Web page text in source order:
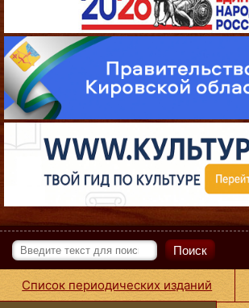
Поиск
Список периодических изданий